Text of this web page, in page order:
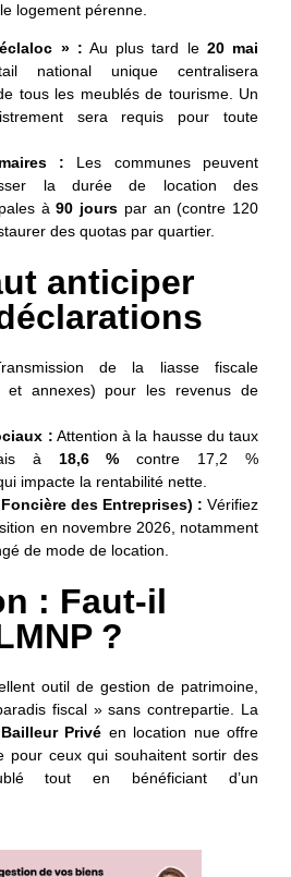
logement pérenne.
» : Au plus tard le 20 mai
national unique centralisera
tous les meublés de tourisme. Un
sera requis pour toute
: Les communes peuvent
la durée de location des
à90 jours par an (contre 120
des quotas par quartier.
anticiper
de la liasse fiscale
et annexes) pour les revenus de
: Attention à la hausse du taux
à 18,6 % contre 17,2 %
impacte la rentabilité nette.
des Entreprises) : Vérifiez
en novembre 2026, notamment
de mode de location.
: Faut-il
?
outil de gestion de patrimoine,
fiscal » sans contrepartie. La
Privé en location nue offre
pour ceux qui souhaitent sortir des
tout en bénéficiant d’un